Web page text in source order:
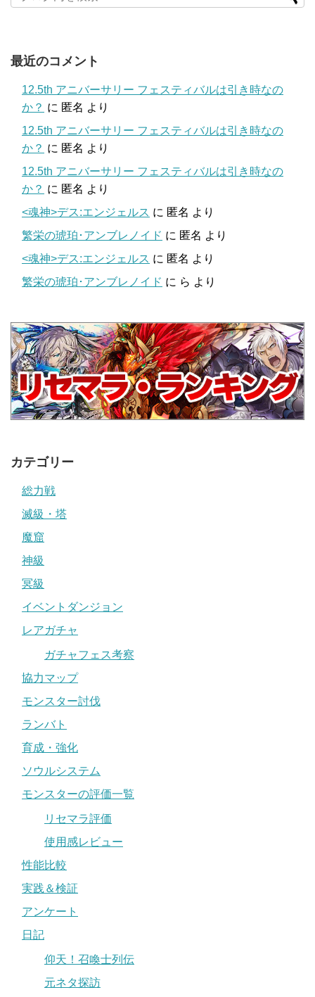
最近のコメント
12.5th アニバーサリー フェスティバルは引き時なの
か？ に 匿名 より
12.5th アニバーサリー フェスティバルは引き時なの
か？ に 匿名 より
12.5th アニバーサリー フェスティバルは引き時なの
か？ に 匿名 より
<魂神>デス:エンジェルス に 匿名 より
繁栄の琥珀･アンブレノイド に 匿名 より
<魂神>デス:エンジェルス に 匿名 より
繁栄の琥珀･アンブレノイド に ら より
カテゴリー
総力戦
滅級・塔
魔窟
神級
冥級
イベントダンジョン
レアガチャ
ガチャフェス考察
協力マップ
モンスター討伐
ランバト
育成・強化
ソウルシステム
モンスターの評価一覧
リセマラ評価
使用感レビュー
性能比較
実践＆検証
アンケート
日記
仰天！召喚士列伝
元ネタ探訪